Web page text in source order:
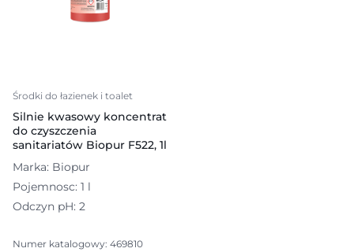
Środki do łazienek i toalet
Silnie kwasowy koncentrat
do czyszczenia
sanitariatów Biopur F522, 1l
Marka: Biopur
Pojemnosc: 1 l
Odczyn pH: 2
Numer katalogowy: 469810